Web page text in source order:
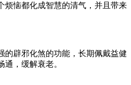
烦恼都化成智慧的清气，并且带来
的辟邪化煞的功能，长期佩戴益健
通，缓解衰老。